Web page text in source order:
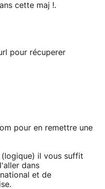
cette maj !.
pour récuperer
pour en remettre une
il vous suffit
dans
et de